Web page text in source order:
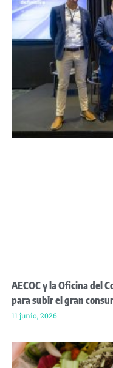
AECOC y la Oficina del
para subir el gran
11 junio, 2026